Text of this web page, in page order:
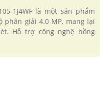
1J4WF là một sản phẩm
giải 4.0 MP, mang lại
Hỗ trợ công nghệ hồng